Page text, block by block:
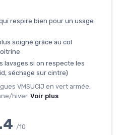
respire bien pour un usage
soigné grâce au col
lavages si on respecte les
séchage sur cintre)
VMSUCIJ en vert armée,
hiver. Voir plus
/10